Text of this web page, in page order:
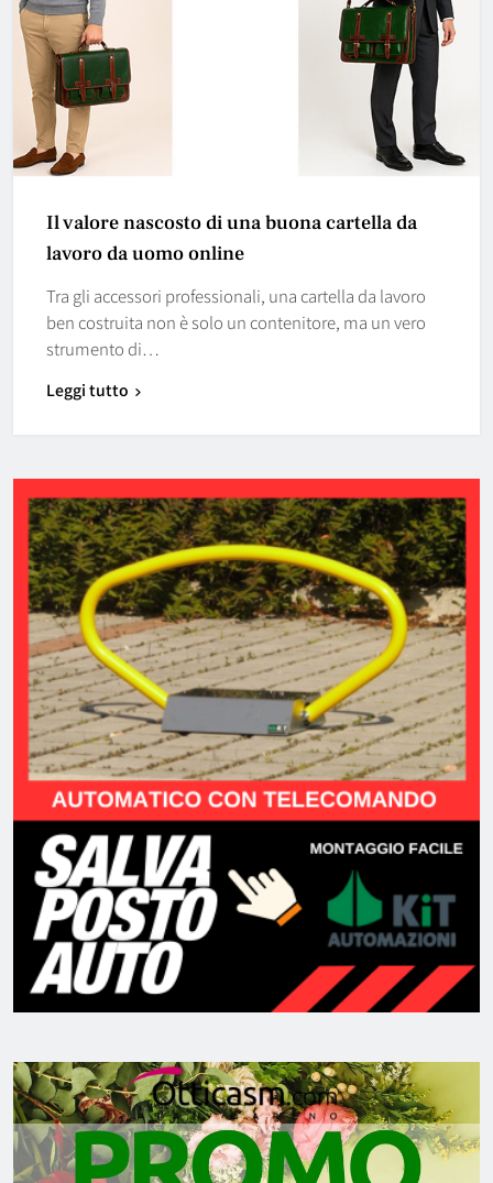
Il valore nascosto di una buona cartella da
lavoro da uomo online
Tra gli accessori professionali, una cartella da lavoro
ben costruita non è solo un contenitore, ma un vero
strumento di…
Leggi tutto